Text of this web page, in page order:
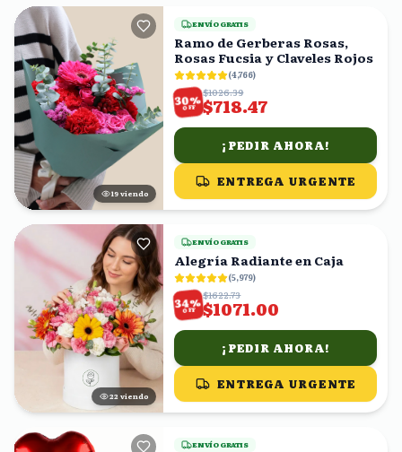
19 viendo
ENVÍO GRATIS
Ramo de Gerberas Rosas,
Rosas Fucsia y Claveles Rojos
(4,766)
30%
OFF
$1026.39
$718.47
¡PEDIR AHORA!
ENTREGA URGENTE
22 viendo
ENVÍO GRATIS
Alegría Radiante en Caja
(5,979)
34%
OFF
$1622.73
$1071.00
¡PEDIR AHORA!
ENTREGA URGENTE
ENVÍO GRATIS